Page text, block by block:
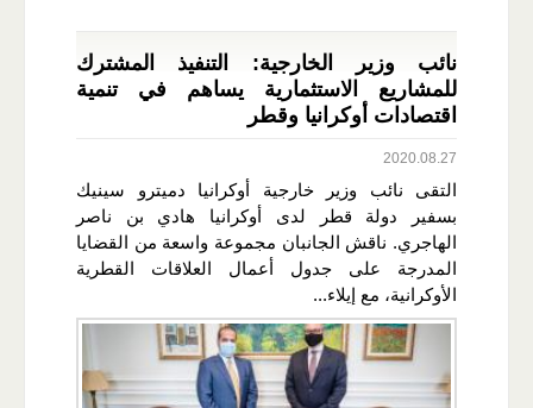
نائب وزير الخارجية: التنفيذ المشترك
للمشاريع الاستثمارية يساهم في تنمية
اقتصادات أوكرانيا وقطر
2020.08.27
التقى نائب وزير خارجية أوكرانيا دميترو سينيك
بسفير دولة قطر لدى أوكرانيا هادي بن ناصر
الهاجري. ناقش الجانبان مجموعة واسعة من القضايا
المدرجة على جدول أعمال العلاقات القطرية
الأوكرانية، مع إيلاء...